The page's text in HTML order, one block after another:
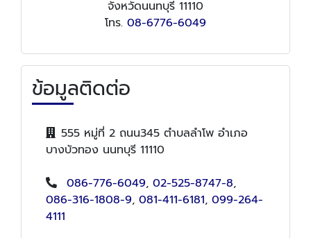
จังหวัดนนทบุรี 11110
โทร. 08-6776-6049
ข้อมูลติดต่อ
555 หมู่ที่ 2 ถนน345 ตำบลลำโพ อำเภอ
บางบัวทอง นนทบุรี 11110
086-776-6049, 02-525-8747-8,
086-316-1808-9, 081-411-6181, 099-264-
4111